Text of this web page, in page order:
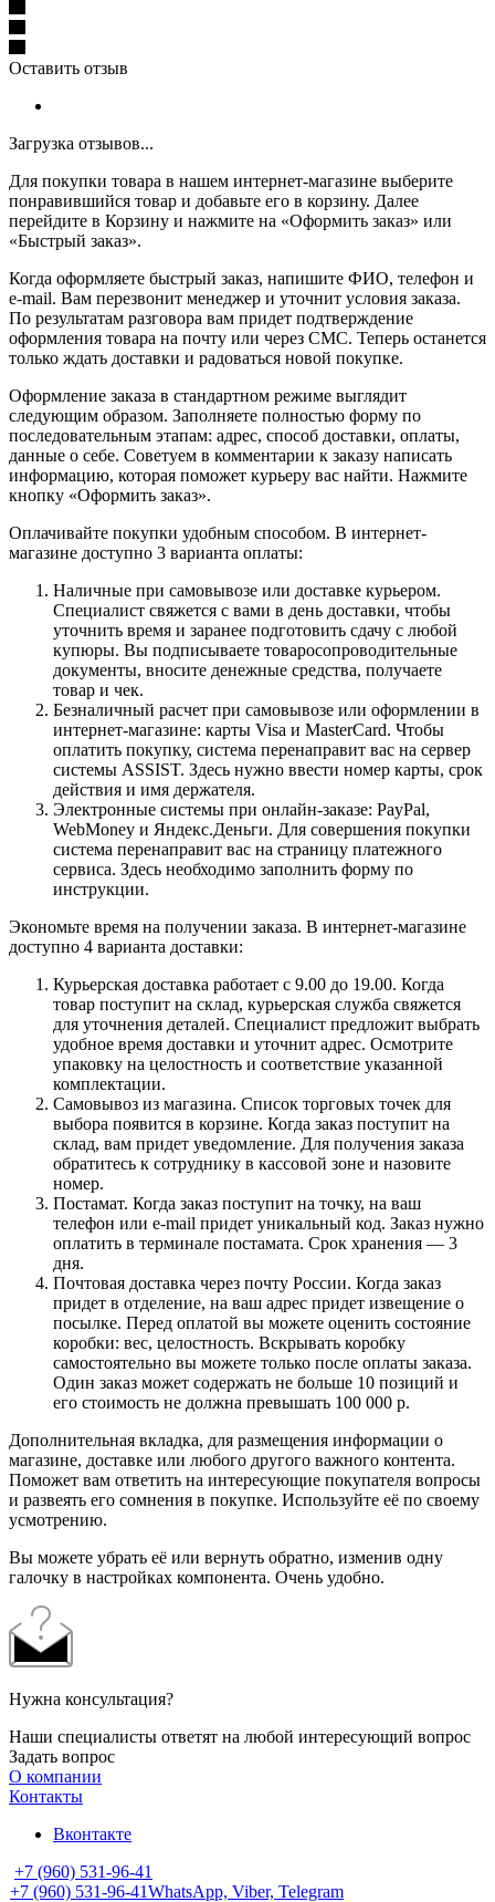
Оставить отзыв
Загрузка отзывов...
Для покупки товара в нашем интернет-магазине выберите
понравившийся товар и добавьте его в корзину. Далее
перейдите в Корзину и нажмите на «Оформить заказ» или
«Быстрый заказ».
Когда оформляете быстрый заказ, напишите ФИО, телефон и
e-mail. Вам перезвонит менеджер и уточнит условия заказа.
По результатам разговора вам придет подтверждение
оформления товара на почту или через СМС. Теперь останется
только ждать доставки и радоваться новой покупке.
Оформление заказа в стандартном режиме выглядит
следующим образом. Заполняете полностью форму по
последовательным этапам: адрес, способ доставки, оплаты,
данные о себе. Советуем в комментарии к заказу написать
информацию, которая поможет курьеру вас найти. Нажмите
кнопку «Оформить заказ».
Оплачивайте покупки удобным способом. В интернет-
магазине доступно 3 варианта оплаты:
Наличные при самовывозе или доставке курьером.
Специалист свяжется с вами в день доставки, чтобы
уточнить время и заранее подготовить сдачу с любой
купюры. Вы подписываете товаросопроводительные
документы, вносите денежные средства, получаете
товар и чек.
Безналичный расчет при самовывозе или оформлении в
интернет-магазине: карты Visa и MasterCard. Чтобы
оплатить покупку, система перенаправит вас на сервер
системы ASSIST. Здесь нужно ввести номер карты, срок
действия и имя держателя.
Электронные системы при онлайн-заказе: PayPal,
WebMoney и Яндекс.Деньги. Для совершения покупки
система перенаправит вас на страницу платежного
сервиса. Здесь необходимо заполнить форму по
инструкции.
Экономьте время на получении заказа. В интернет-магазине
доступно 4 варианта доставки:
Курьерская доставка работает с 9.00 до 19.00. Когда
товар поступит на склад, курьерская служба свяжется
для уточнения деталей. Специалист предложит выбрать
удобное время доставки и уточнит адрес. Осмотрите
упаковку на целостность и соответствие указанной
комплектации.
Самовывоз из магазина. Список торговых точек для
выбора появится в корзине. Когда заказ поступит на
склад, вам придет уведомление. Для получения заказа
обратитесь к сотруднику в кассовой зоне и назовите
номер.
Постамат. Когда заказ поступит на точку, на ваш
телефон или e-mail придет уникальный код. Заказ нужно
оплатить в терминале постамата. Срок хранения — 3
дня.
Почтовая доставка через почту России. Когда заказ
придет в отделение, на ваш адрес придет извещение о
посылке. Перед оплатой вы можете оценить состояние
коробки: вес, целостность. Вскрывать коробку
самостоятельно вы можете только после оплаты заказа.
Один заказ может содержать не больше 10 позиций и
его стоимость не должна превышать 100 000 р.
Дополнительная вкладка, для размещения информации о
магазине, доставке или любого другого важного контента.
Поможет вам ответить на интересующие покупателя вопросы
и развеять его сомнения в покупке. Используйте её по своему
усмотрению.
Вы можете убрать её или вернуть обратно, изменив одну
галочку в настройках компонента. Очень удобно.
Нужна консультация?
Наши специалисты ответят на любой интересующий вопрос
Задать вопрос
О компании
Контакты
Вконтакте
+7 (960) 531-96-41
+7 (960) 531-96-41WhatsApp, Viber, Telegram